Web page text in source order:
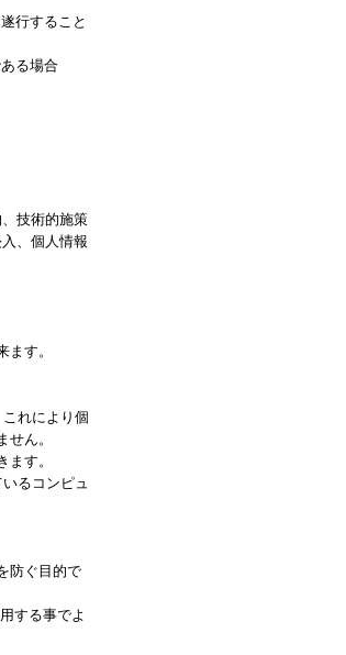
行すること
る場合
技術的施策
、個人情報
す。
れにより個
ん。
す。
るコンピュ
防ぐ目的で
する事でよ